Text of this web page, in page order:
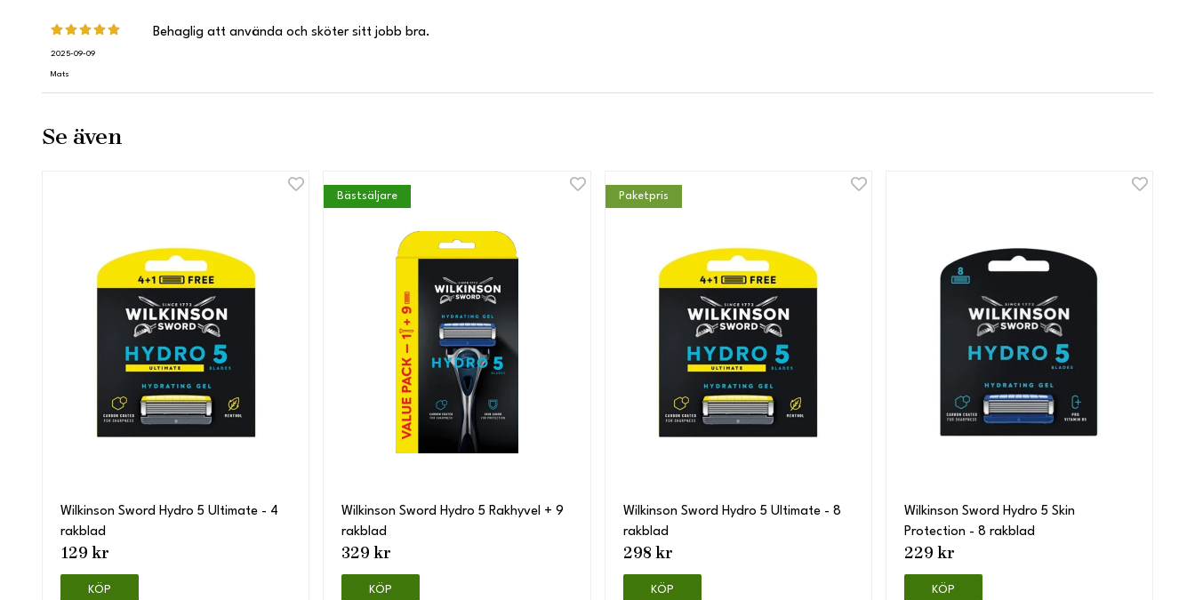
2025-09-09
Mats
Behaglig att använda och sköter sitt jobb bra.
Se även
Wilkinson Sword Hydro 5 Ultimate - 4
rakblad
129 kr
KÖP
Bästsäljare
Wilkinson Sword Hydro 5 Rakhyvel + 9
rakblad
329 kr
KÖP
Paketpris
Wilkinson Sword Hydro 5 Ultimate - 8
rakblad
298 kr
KÖP
Wilkinson Sword Hydro 5 Skin
Protection - 8 rakblad
229 kr
KÖP